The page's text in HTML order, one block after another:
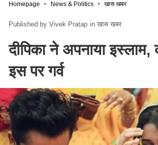
Homepage News & Politics खास खबर
Vivek Pratap in खास खबर
दीपिका ने अपनाया
इस पर गर्व